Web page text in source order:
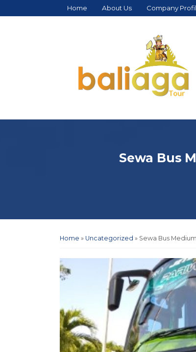
Home About Us Company
Sewa Bus
Home » Uncategorized » Sewa Bus